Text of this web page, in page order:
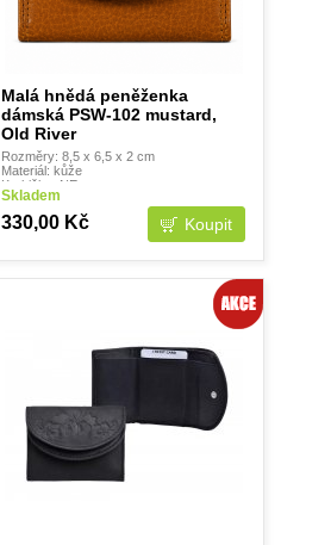
Malá hnědá peněženka
dámská PSW-102 mustard,
Old River
Rozměry: 8,5 x 6,5 x 2 cm
Materiál: kůže
Krabička: NE
Skladem
330,00 Kč